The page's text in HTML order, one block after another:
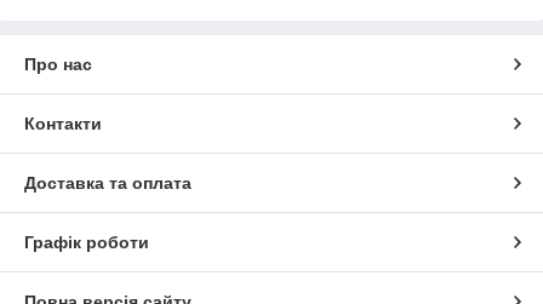
Про нас
Контакти
Доставка та оплата
Графік роботи